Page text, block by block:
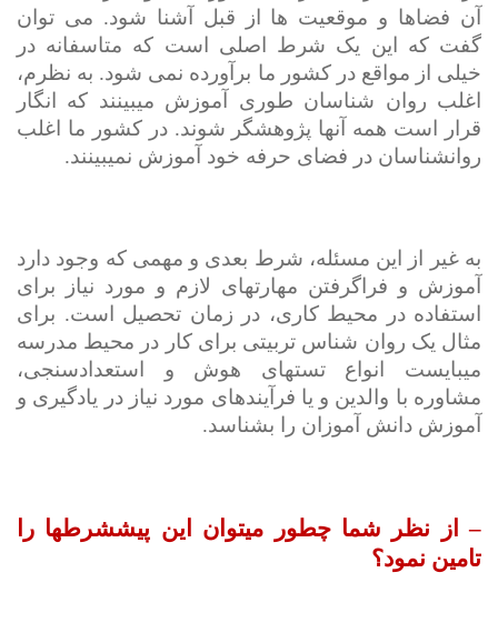
آن فضاها و موقعیت ها از قبل آشنا شود. می توان
گفت که این یک شرط اصلی است که متاسفانه در
خیلی از مواقع در کشور ما برآورده نمی شود. به نظرم،
اغلب روان شناسان طوری آموزش می­بینند که انگار
قرار است همه آنها پژوهشگر شوند. در کشور ما اغلب
روان­شناسان در فضای حرفه خود آموزش نمی­بینند.
به غیر از این مسئله، شرط بعدی و مهمی که وجود دارد
آموزش و فراگرفتن مهارت­های لازم و مورد نیاز برای
استفاده در محیط کاری، در زمان تحصیل است. برای
مثال یک روان شناس تربیتی برای کار در محیط مدرسه
می­بایست انواع تست­های هوش و استعدادسنجی،
مشاوره با والدین و یا فرآیندهای مورد نیاز در یادگیری و
آموزش دانش آموزان را بشناسد.
– از نظر شما چطور می­توان این پیش­شرط­ها را
تامین نمود؟